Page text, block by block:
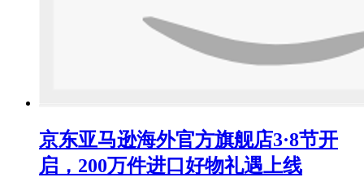
京东亚马逊海外官方旗舰店3·8节开
启，200万件进口好物礼遇上线